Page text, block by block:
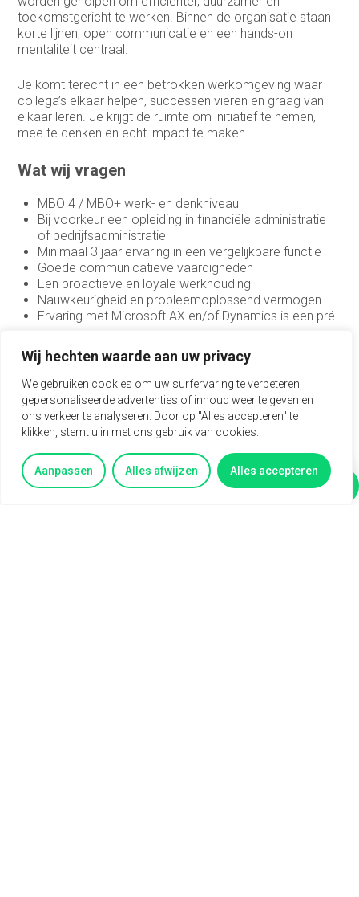
Wij hechten waarde aan uw privacy
We gebruiken cookies om uw surfervaring te verbeteren,
gepersonaliseerde advertenties of inhoud weer te geven en
ons verkeer te analyseren. Door op "Alles accepteren" te
klikken, stemt u in met ons gebruik van cookies.
Aanpassen Alles afwijzen Alles accepteren
Vertel mij meer Vragen?
toekomstgericht te werken. Binnen de organisatie staan
korte lijnen, open communicatie en een hands-on
mentaliteit centraal.
Je komt terecht in een betrokken werkomgeving waar
collega’s elkaar helpen, successen vieren en graag van
elkaar leren. Je krijgt de ruimte om initiatief te nemen,
mee te denken en echt impact te maken.
Wat wij vragen
MBO 4 / MBO+ werk- en denkniveau
Bij voorkeur een opleiding in financiële administratie
of bedrijfsadministratie
Minimaal 3 jaar ervaring in een vergelijkbare functie
Goede communicatieve vaardigheden
Een proactieve en loyale werkhouding
Nauwkeurigheid en probleemoplossend vermogen
Ervaring met Microsoft AX en/of Dynamics is een pré
Wat wij bieden
Een brutosalaris tussen de € 3.200 en € 3.700 per
maand op fulltime basis
Salaris afhankelijk van ervaring en kennis
Veel ruimte voor eigen initiatief en ontwikkeling
37 vrije dagen per jaar: 25 verlofdagen en 12 ATV-
dagen
Een betrokken team met korte lijnen